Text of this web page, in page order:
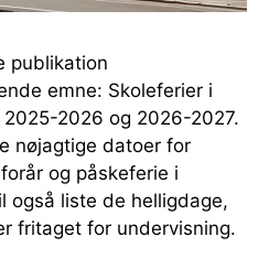
publikation
emne: Skoleferier i
2026 og 2026-2027.
nøjagtige datoer for
og påskeferie i
også liste de helligdage,
fritaget for undervisning.